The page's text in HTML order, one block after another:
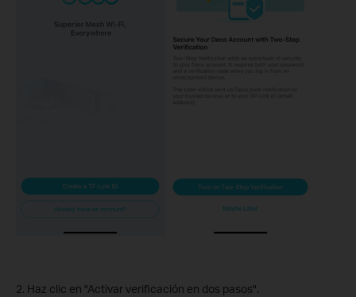
2. Haz clic en "Activar verificación en dos pasos".